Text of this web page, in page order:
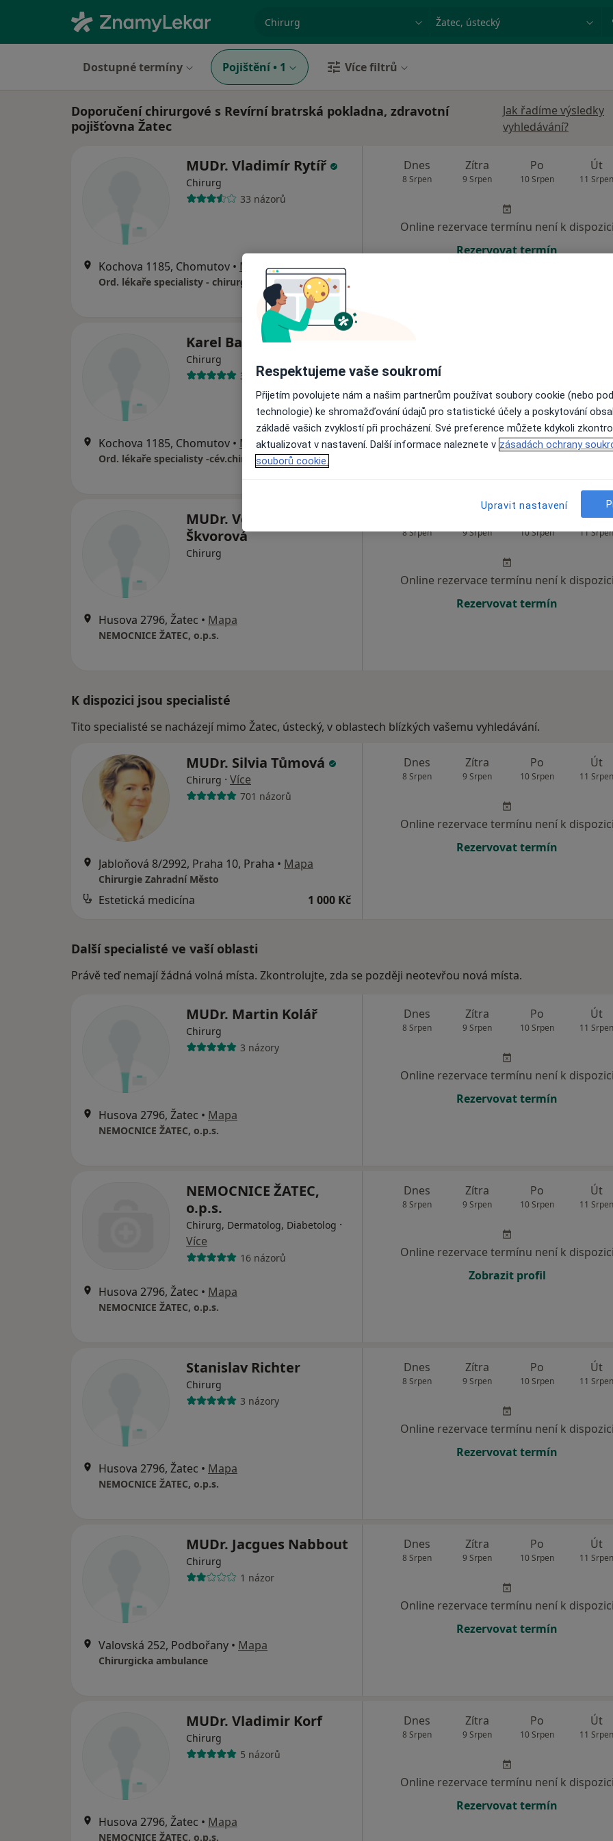
specializace, nemoc nebo příjmeníMěsto nebo region
Dostupné termíny Pojištění • 1 Více filtrů
Doporučení chirurgové s Revírní bratrská pokladna, zdravotní
pojišťovna Žatec
Jak řadíme výsledky
vyhledávání?
MUDr. Vladimír Rytíř
Chirurg
33 názorů
Kochova 1185, Chomutov • Mapa
Ord. lékaře specialisty - chirurgie
Dnes
8 Srpen
Zítra
9 Srpen
Po
10 Srpen
Út
11 Srpen
Online rezervace termínu není k dispozici
Rezervovat termín
Karel Bartík
Chirurg
3 názory
Kochova 1185, Chomutov • Mapa
Ord. lékaře specialisty -cév.chirurgie
Online rezervace termínu není k dispozici
Rezervovat termín
MUDr. Veronika
Škvorová
Chirurg
Husova 2796, Žatec • Mapa
NEMOCNICE ŽATEC, o.p.s.
8 Srpen 9 Srpen 10 Srpen
Út
11
Online rezervace termínu není k dispozici
Rezervovat termín
K dispozici jsou specialisté
Tito specialisté se nacházejí mimo Žatec, ústecký, v oblastech blízkých vašemu vyhledávání.
MUDr. Silvia Tůmová
Chirurg · Více
701 názorů
Jabloňová 8/2992, Praha 10, Praha • Mapa
Chirurgie Zahradní Město
Estetická medicína 1 000 Kč
Dnes
8 Srpen
Zítra
9 Srpen
Po
10 Srpen
Út
11 Srpen
Online rezervace termínu není k dispozici
Rezervovat termín
Další specialisté ve vaší oblasti
Právě teď nemají žádná volná místa. Zkontrolujte, zda se později neotevřou nová místa.
MUDr. Martin Kolář
Chirurg
3 názory
Husova 2796, Žatec • Mapa
NEMOCNICE ŽATEC, o.p.s.
Dnes
8 Srpen
Zítra
9 Srpen
Po
10 Srpen
Út
11 Srpen
Online rezervace termínu není k dispozici
Rezervovat termín
NEMOCNICE ŽATEC,
o.p.s.
Chirurg, Dermatolog, Diabetolog ·
Více
16 názorů
Husova 2796, Žatec • Mapa
NEMOCNICE ŽATEC, o.p.s.
Dnes
8 Srpen
Zítra
9 Srpen
Po
10 Srpen
Út
11 Srpen
Online rezervace termínu není k dispozici
Zobrazit profil
Stanislav Richter
Chirurg
3 názory
Husova 2796, Žatec • Mapa
NEMOCNICE ŽATEC, o.p.s.
Dnes
8 Srpen
Zítra
9 Srpen
Po
10 Srpen
Út
11 Srpen
Online rezervace termínu není k dispozici
Rezervovat termín
MUDr. Jacgues Nabbout
Chirurg
1 názor
Valovská 252, Podbořany • Mapa
Chirurgicka ambulance
Dnes
8 Srpen
Zítra
9 Srpen
Po
10 Srpen
Út
11 Srpen
Online rezervace termínu není k dispozici
Rezervovat termín
MUDr. Vladimir Korf
Chirurg
5 názorů
Husova 2796, Žatec • Mapa
NEMOCNICE ŽATEC, o.p.s.
Dnes
8 Srpen
Zítra
9 Srpen
Po
10 Srpen
Út
11 Srpen
Online rezervace termínu není k dispozici
Rezervovat termín
Respektujeme vaše soukromí
Přijetím povolujete nám a našim partnerům používat soubory cookie (nebo
technologie) ke shromažďování údajů pro statistické účely a poskytování
základě vašich zvyklostí při procházení. Své preference můžete kdykoli
aktualizovat v nastavení. Další informace naleznete v zásadách ochrany
souborů cookie.
Upravit nastavení